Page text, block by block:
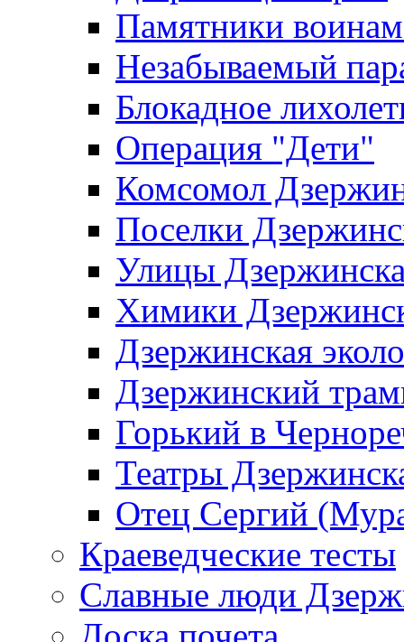
Памятники
Незабываемый
Блокадное
Операция "Дети"
Комсомол
Поселки
Улицы
Химики
Дзержинская
Дзержинский
Горький в
Театры
Отец Сергий
Краеведческие тесты
Славные люди